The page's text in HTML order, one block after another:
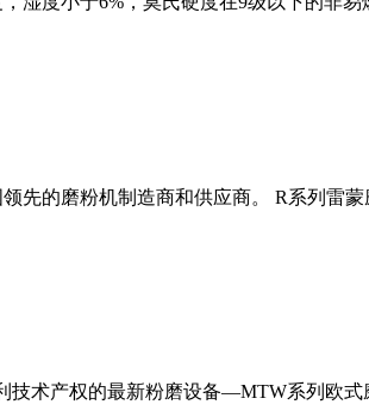
先的磨粉机制造商和供应商。 R系列雷
术产权的最新粉磨设备—MTW系列欧